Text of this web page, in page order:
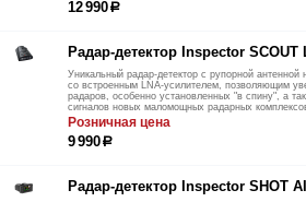
12 990р
Радар-детектор Inspector SCOUT
Уникальный радар-детектор с рупорной антенной
со встроенным LNA-усилителем, позволяющим
радаров, особенно установленных "в спину", а
сигналов новых маломощных радарных
Розничная цена
9 990р
Радар-детектор Inspector SHOT